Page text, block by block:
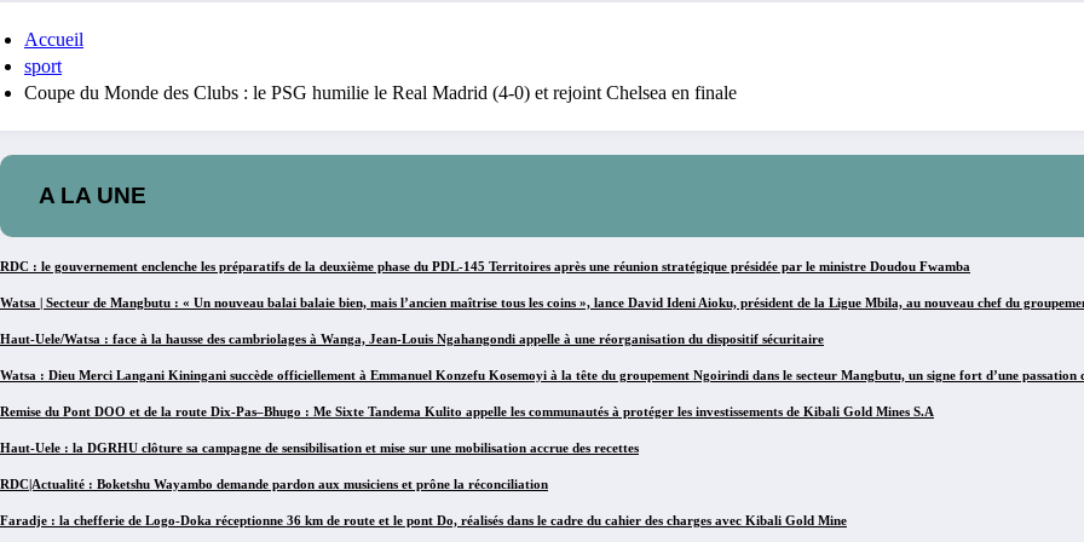
Accueil
sport
Coupe du Monde des Clubs : le PSG humilie le Real Madrid (4-0) et rejoint Chelsea en finale
A LA UNE
RDC : le gouvernement enclenche les préparatifs de la deuxième phase du PDL-145 Territoires après une réunion stratégique présidée par le ministre Doudou Fwamba
Watsa | Secteur de Mangbutu : « Un nouveau balai balaie bien, mais l’ancien maîtrise tous les coins », lance David Ideni Aioku, président de la Ligue Mbila, au nouveau chef du
Haut-Uele/Watsa : face à la hausse des cambriolages à Wanga, Jean-Louis Ngahangondi appelle à une réorganisation du dispositif sécuritaire
Watsa : Dieu Merci Langani Kiningani succède officiellement à Emmanuel Konzefu Kosemoyi à la tête du groupement Ngoirindi dans le secteur Mangbutu, un signe fort d’une passation
Remise du Pont DOO et de la route Dix-Pas–Bhugo : Me Sixte Tandema Kulito appelle les communautés à protéger les investissements de Kibali Gold Mines S.A
Haut-Uele : la DGRHU clôture sa campagne de sensibilisation et mise sur une mobilisation accrue des recettes
RDC|Actualité : Boketshu Wayambo demande pardon aux musiciens et prône la réconciliation
Faradje : la chefferie de Logo-Doka réceptionne 36 km de route et le pont Do, réalisés dans le cadre du cahier des charges avec Kibali Gold Mine